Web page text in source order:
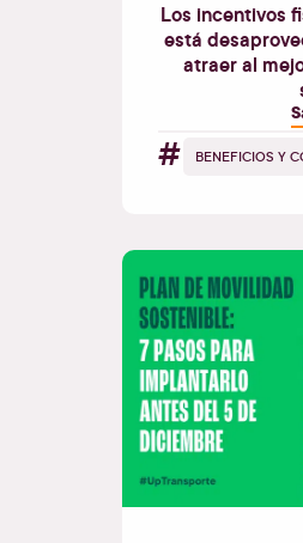
Los incentivos
está
atraer al
# BENEFICIOS Y